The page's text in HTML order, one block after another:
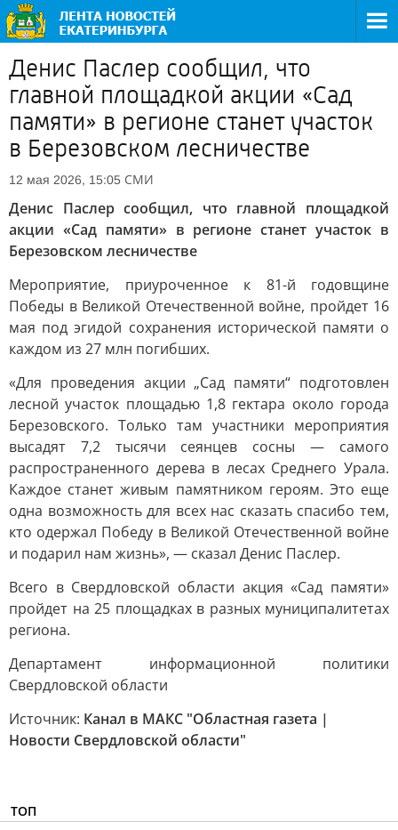
Денис Паслер сообщил, что
главной площадкой акции «Сад
памяти» в регионе станет участок
в Березовском лесничестве
12 мая 2026, 15:05 СМИ
Денис Паслер сообщил, что главной площадкой
акции «Сад памяти» в регионе станет участок в
Березовском лесничестве
Мероприятие, приуроченное к 81-й годовщине
Победы в Великой Отечественной войне, пройдет 16
мая под эгидой сохранения исторической памяти о
каждом из 27 млн погибших.
«Для проведения акции „Сад памяти“ подготовлен
лесной участок площадью 1,8 гектара около города
Березовского. Только там участники мероприятия
высадят 7,2 тысячи сеянцев сосны — самого
распространенного дерева в лесах Среднего Урала.
Каждое станет живым памятником героям. Это еще
одна возможность для всех нас сказать спасибо тем,
кто одержал Победу в Великой Отечественной войне
и подарил нам жизнь», — сказал Денис Паслер.
Всего в Свердловской области акция «Сад памяти»
пройдет на 25 площадках в разных муниципалитетах
региона.
Департамент информационной политики
Свердловской области
Источник: Канал в МАКС "Областная газета |
Новости Свердловской области"
ТОП